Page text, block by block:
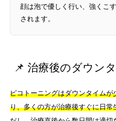
顔は泡で優しく行い、強くこ
されます。
📌 治療後のダウン
ピコトーニングはダウンタイム
り、多くの方が治療後すぐに日